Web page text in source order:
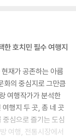
한 호치민 필수 여행지
재가 공존하는 아름
화의 중심지로 그만큼
여행작가가 분석한
행지 두 곳, 총 네 곳
심으로 즐기는 도심
여행, 전통시장에서